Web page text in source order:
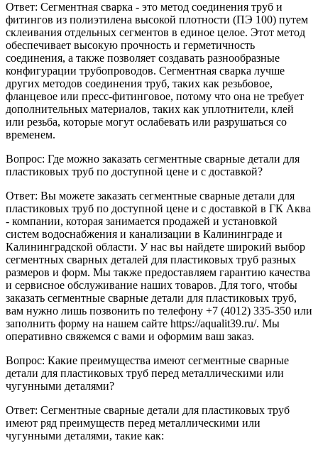
Ответ: Сегментная сварка - это метод соединения труб и
фитингов из полиэтилена высокой плотности (ПЭ 100) путем
склеивания отдельных сегментов в единое целое. Этот метод
обеспечивает высокую прочность и герметичность
соединения, а также позволяет создавать разнообразные
конфигурации трубопроводов. Сегментная сварка лучше
других методов соединения труб, таких как резьбовое,
фланцевое или пресс-фитинговое, потому что она не требует
дополнительных материалов, таких как уплотнители, клей
или резьба, которые могут ослабевать или разрушаться со
временем.
Вопрос: Где можно заказать сегментные сварные детали для
пластиковых труб по доступной цене и с доставкой?
Ответ: Вы можете заказать сегментные сварные детали для
пластиковых труб по доступной цене и с доставкой в ГК Аква
- компании, которая занимается продажей и установкой
систем водоснабжения и канализации в Калининграде и
Калининградской области. У нас вы найдете широкий выбор
сегментных сварных деталей для пластиковых труб разных
размеров и форм. Мы также предоставляем гарантию качества
и сервисное обслуживание наших товаров. Для того, чтобы
заказать сегментные сварные детали для пластиковых труб,
вам нужно лишь позвонить по телефону +7 (4012) 335-350 или
заполнить форму на нашем сайте https://aqualit39.ru/. Мы
оперативно свяжемся с вами и оформим ваш заказ.
Вопрос: Какие преимущества имеют сегментные сварные
детали для пластиковых труб перед металлическими или
чугунными деталями?
Ответ: Сегментные сварные детали для пластиковых труб
имеют ряд преимуществ перед металлическими или
чугунными деталями, такие как: